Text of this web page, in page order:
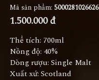
Mã sản phẩm: 5000281026626
1.500.000 đ
Thể tích: 700ml
Nồng độ: 40%
Dòng rượu: Single Malt
Xuất xứ: Scotland